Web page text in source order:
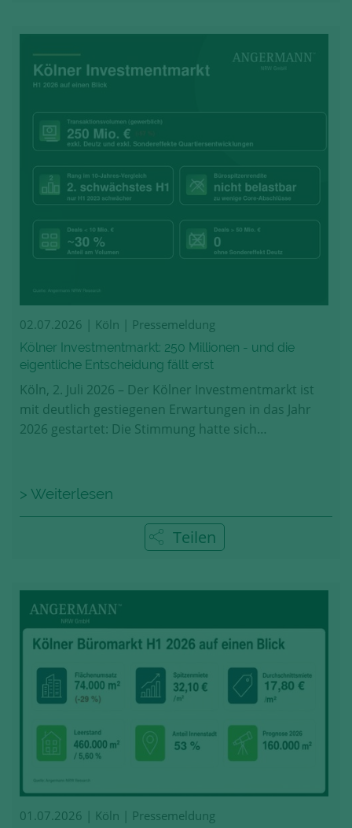
02.07.2026 | Köln | Pressemeldung
Kölner Investmentmarkt: 250 Millionen - und die
eigentliche Entscheidung fällt erst
Köln, 2. Juli 2026 – Der Kölner Investmentmarkt ist
mit deutlich gestiegenen Erwartungen in das Jahr
2026 gestartet: Die Stimmung hatte sich…
> Weiterlesen
Teilen
01.07.2026 | Köln | Pressemeldung